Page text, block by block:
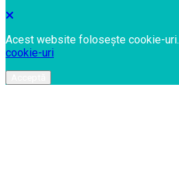
Acest website folosește cookie-
cookie-uri